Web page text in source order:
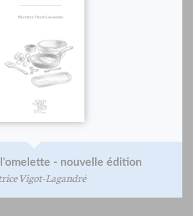
- nouvelle édition
Vigot-Lagandré